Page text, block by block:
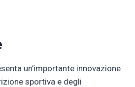
un’importante innovazione
sportiva e degli